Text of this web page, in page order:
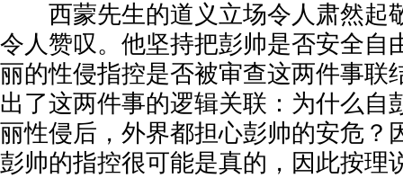
西蒙先生的道义立场令人肃然起
令人赞叹。他坚持把彭帅是否安全自
丽的性侵指控是否被审查这两件事联
出了这两件事的逻辑关联：为什么自
丽性侵后，外界都担心彭帅的安危？
彭帅的指控很可能是真的，因此按理